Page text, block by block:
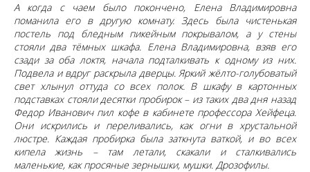
А когда с чаем было покончено, Елена Владимировна
поманила его в другую комнату. Здесь была чистенькая
постель под бледным пикейным покрывалом, а у стены
стояли два тёмных шкафа. Елена Владимировна, взяв его
сзади за оба локтя, начала подталкивать к одному из них.
Подвела и вдруг раскрыла дверцы. Яркий жёлто-голубоватый
свет хлынул оттуда со всех полок. В шкафу в картонных
подставках стояли десятки пробирок – из таких два дня назад
Федор Иванович пил кофе в кабинете профессора Хейфеца.
Они искрились и переливались, как огни в хрустальной
люстре. Каждая пробирка была заткнута ваткой, и во всех
кипела жизнь – там летали, скакали и сталкивались
маленькие, как просяные зернышки, мушки. Дрозофилы.